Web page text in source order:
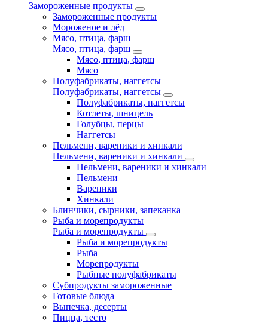
Замороженные продукты
Замороженные продукты
Мороженое и лёд
Мясо, птица, фарш
Мясо, птица, фарш
Мясо, птица, фарш
Мясо
Полуфабрикаты, наггетсы
Полуфабрикаты, наггетсы
Полуфабрикаты, наггетсы
Котлеты, шницель
Голубцы, перцы
Наггетсы
Пельмени, вареники и хинкали
Пельмени, вареники и хинкали
Пельмени, вареники и хинкали
Пельмени
Вареники
Хинкали
Блинчики, сырники, запеканка
Рыба и морепродукты
Рыба и морепродукты
Рыба и морепродукты
Рыба
Морепродукты
Рыбные полуфабрикаты
Субпродукты замороженные
Готовые блюда
Выпечка, десерты
Пицца, тесто